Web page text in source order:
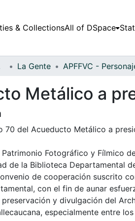
& CollectionsAll of DSpace
La Gente
Metálico a
70 del Acueducto Metálico a
Fotográfico y Fílmico
de la Biblioteca Departamental
de cooperación suscrito
con el fin de aunar
y divulgación del
especialmente entre